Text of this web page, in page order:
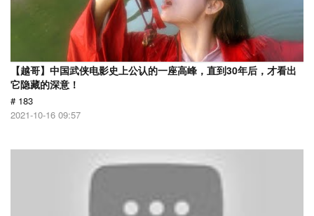
【越哥】中国武侠电影史上公认的一座高峰，直到30年后，才看出
它隐藏的深意！
# 183
2021-10-16 09:57